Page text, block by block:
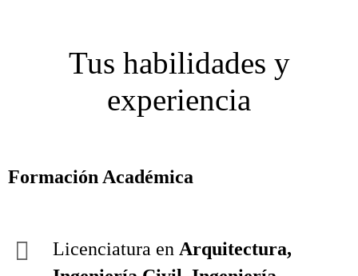
Tus habilidades y
experiencia
Formación Académica
Licenciatura en Arquitectura,